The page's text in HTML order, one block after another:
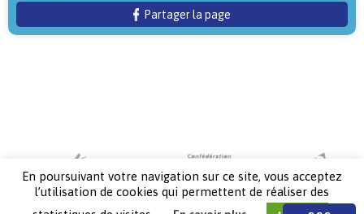
Partager la page
En poursuivant votre navigation sur ce site, vous acceptez
l’utilisation de cookies qui permettent de réaliser des